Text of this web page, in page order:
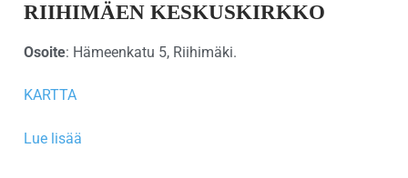
RIIHIMÄEN KESKUSKIRKKO
Osoite: Hämeenkatu 5, Riihimäki.
KARTTA
Lue lisää